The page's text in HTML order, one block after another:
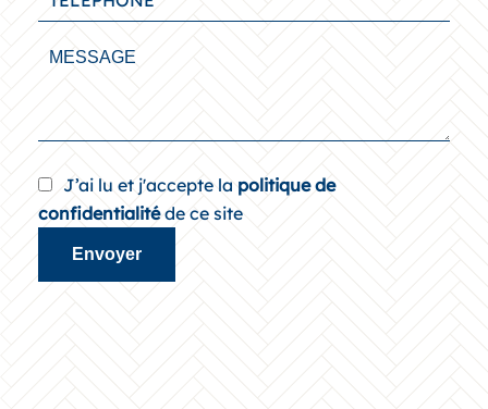
J’ai lu et j'accepte la politique de
confidentialitéde ce site
Envoyer